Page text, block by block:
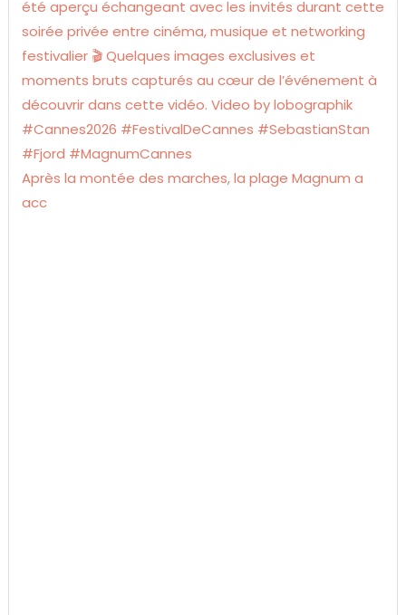
Après la montée des marches, la plage Magnum a
acc